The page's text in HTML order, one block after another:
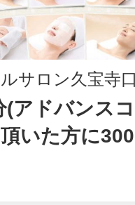
サロン久宝寺
(アドバンス
いた方に
イバシーポ